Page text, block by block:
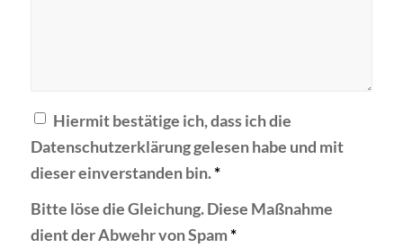
Hiermit bestätige ich, dass ich die
Datenschutzerklärung gelesen habe und mit
dieser einverstanden bin.*
Bitte löse die Gleichung. Diese Maßnahme
dient der Abwehr von Spam*